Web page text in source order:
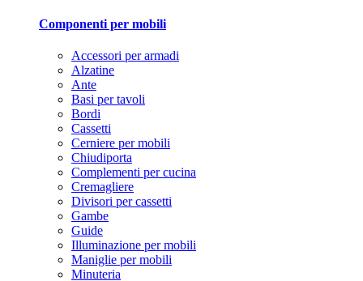
Componenti per mobili
Accessori per armadi
Alzatine
Ante
Basi per tavoli
Bordi
Cassetti
Cerniere per mobili
Chiudiporta
Complementi per cucina
Cremagliere
Divisori per cassetti
Gambe
Guide
Illuminazione per mobili
Maniglie per mobili
Minuteria